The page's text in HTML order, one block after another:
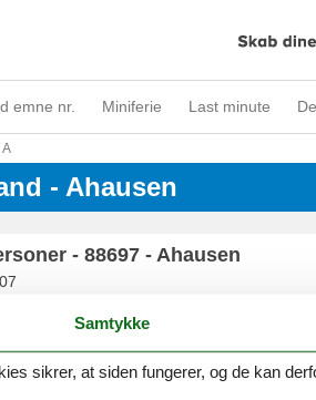
emne nr. Miniferie Last minute
A
- Ahausen
- 88697 - Ahausen
Samtykke
sikrer, at siden fungerer, og de kan